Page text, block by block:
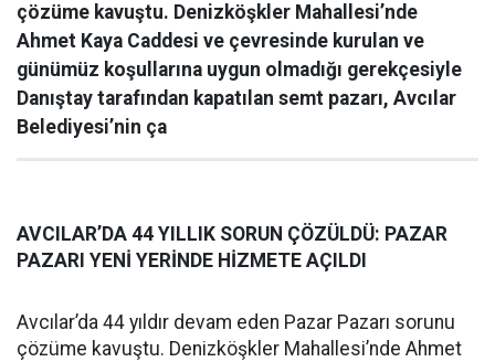
çözüme kavuştu. Denizköşkler Mahallesi’nde
Ahmet Kaya Caddesi ve çevresinde kurulan ve
günümüz koşullarına uygun olmadığı gerekçesiyle
Danıştay tarafından kapatılan semt pazarı, Avcılar
Belediyesi’nin ça
AVCILAR’DA 44 YILLIK SORUN ÇÖZÜLDÜ: PAZAR
PAZARI YENİ YERİNDE HİZMETE AÇILDI
Avcılar’da 44 yıldır devam eden Pazar Pazarı sorunu
çözüme kavuştu. Denizköşkler Mahallesi’nde Ahmet